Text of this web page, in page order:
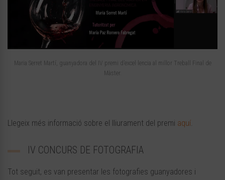
Maria Serret Martí, guanyadora del IV premi d’excel·lencia al millor Treball Final de
Màster.
Llegeix més informació sobre el lliurament del premi aquí.
IV CONCURS DE FOTOGRAFIA
Tot seguit, es van presentar les fotografies guanyadores i